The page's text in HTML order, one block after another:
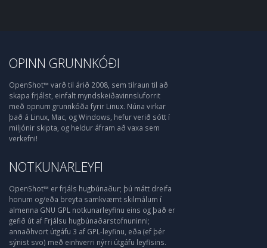
OPINN GRUNNKÓÐI
OpenShot™ varð til árið 2008, sem tilraun til að
skapa frjálst, einfalt myndskeiðavinnsluforrit
með opnum grunnkóða fyrir Linux. Núna virkar
það á Linux, Mac, og Windows, hefur verið sótt í
miljónir skipta, og heldur áfram að vaxa sem
verkefni!
NOTKUNARLEYFI
OpenShot™ er frjáls hugbúnaður; þú mátt dreifa
honum og/eða breyta samkvæmt skilmálum í
almenna GNU GPL notkunarleyfinu eins og það er
gefið út af Frjálsu hugbúnaðarstofnuninni;
annaðhvort útgáfu 3 af GPL-leyfinu, eða (ef þér
sýnist svo) með einhverri nýrri útgáfu leyfisins.